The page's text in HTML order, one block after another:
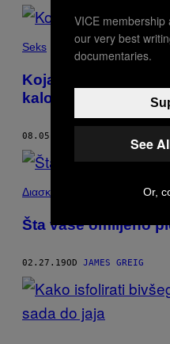
Seks
Koja vrsta seksa
kalorija?
08.05.19
Διασκέδαση
Šta vaše omiljeno
02.27.19OD JAMES GREIG
VICE membership
our very best
documentaries.
See
Or,